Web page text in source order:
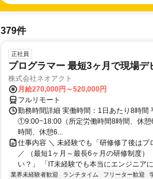
379件
正社員
プログラマー 最短3ヶ月で現場デ
株式会社ネオアクト
月給270,000円～520,000円
フルリモート
勤務時間詳細 実働時間：1日あたり8時間
①9:00~18:00（所定労働時間8時間、休
時間、休憩6...
仕事内容 ＼ 未経験でも「研修修了後は
／ （最短1ヶ月～最長6ヶ月の研修制度
い？」 「IT未経験でも本当にエンジニア
業界未経験者歓迎 ランチタイム フリーター歓迎